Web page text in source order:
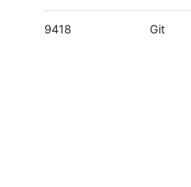
9418 Git